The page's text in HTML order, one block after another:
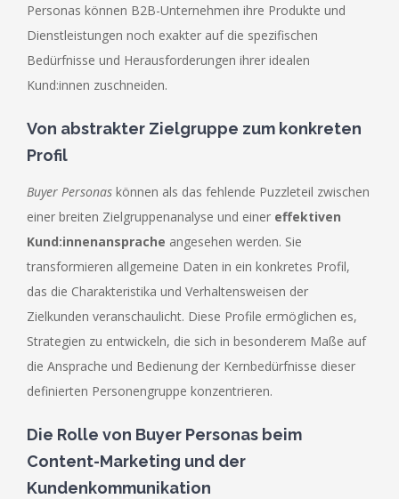
Personas können B2B-Unternehmen ihre Produkte und
Dienstleistungen noch exakter auf die spezifischen
Bedürfnisse und Herausforderungen ihrer idealen
Kund:innen zuschneiden.
Von abstrakter Zielgruppe zum konkreten
Profil
Buyer Personas können als das fehlende Puzzleteil zwischen
einer breiten Zielgruppenanalyse und einer effektiven
Kund:innenansprache angesehen werden. Sie
transformieren allgemeine Daten in ein konkretes Profil,
das die Charakteristika und Verhaltensweisen der
Zielkunden veranschaulicht. Diese Profile ermöglichen es,
Strategien zu entwickeln, die sich in besonderem Maße auf
die Ansprache und Bedienung der Kernbedürfnisse dieser
definierten Personengruppe konzentrieren.
Die Rolle von Buyer Personas beim
Content-Marketing und der
Kundenkommunikation